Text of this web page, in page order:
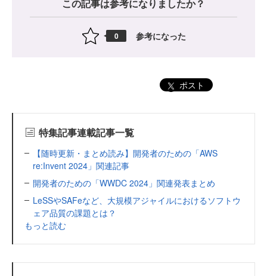
この記事は参考になりましたか？
0 参考になった
ポスト
特集記事連載記事一覧
【随時更新・まとめ読み】開発者のための「AWS
re:Invent 2024」関連記事
開発者のための「WWDC 2024」関連発表まとめ
LeSSやSAFeなど、大規模アジャイルにおけるソフトウ
ェア品質の課題とは？
もっと読む